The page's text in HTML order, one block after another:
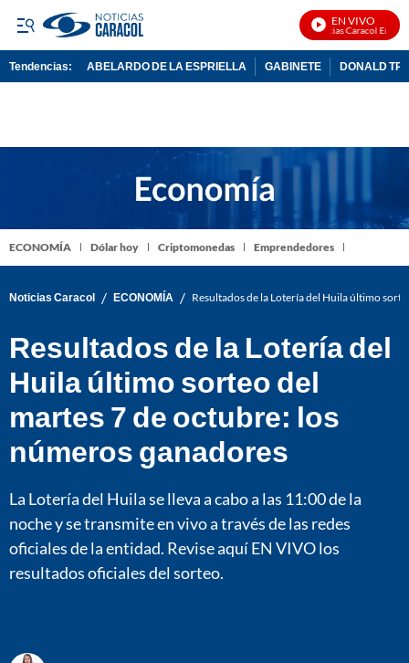
EN VIVO
Noticias Caracol En Vivo
Tendencias: ABELARDO DE LA ESPRIELLA GABINETE DONALD
ECONOMÍA Dólar hoy Criptomonedas Emprendedores
Noticias Caracol / ECONOMÍA / Resultados de la Lotería del Huila último
Resultados de la Lotería del
Huila último sorteo del
martes 7 de octubre: los
números ganadores
La Lotería del Huila se lleva a cabo a las 11:00 de la
noche y se transmite en vivo a través de las redes
oficiales de la entidad. Revise aquí EN VIVO los
resultados oficiales del sorteo.